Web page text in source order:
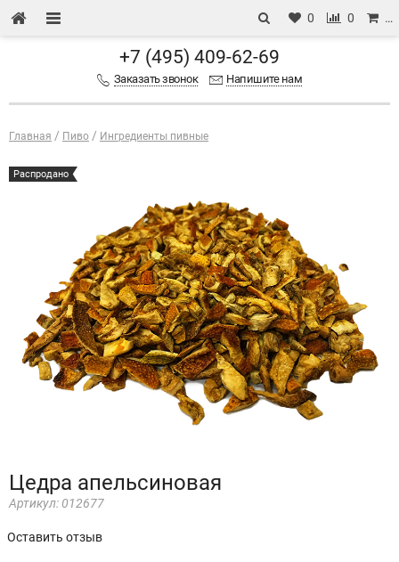
0 0 …
+7 (495) 409-62-69
Заказать звонок Напишите нам
Главная Пиво Ингредиенты пивные
Распродано
Цедра апельсиновая
Артикул: 012677
Оставить отзыв